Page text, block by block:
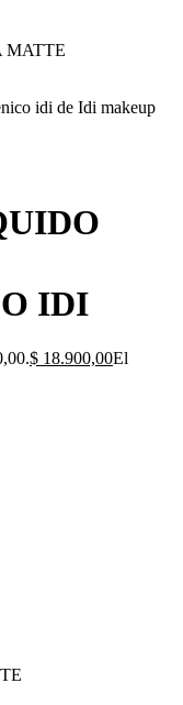
MATTE
IDI
$ 18.900,00El